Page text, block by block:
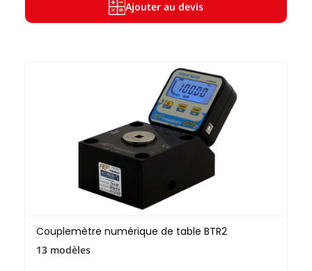
Ajouter au devis
Couplemètre numérique de table BTR2
13 modèles